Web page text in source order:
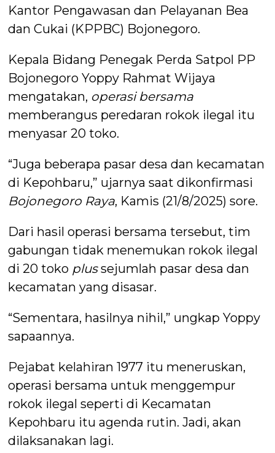
Kantor Pengawasan dan Pelayanan Bea
dan Cukai (KPPBC) Bojonegoro.
Kepala Bidang Penegak Perda Satpol PP
Bojonegoro Yoppy Rahmat Wijaya
mengatakan, operasi bersama
memberangus peredaran rokok ilegal itu
menyasar 20 toko.
“Juga beberapa pasar desa dan kecamatan
di Kepohbaru,” ujarnya saat dikonfirmasi
Bojonegoro Raya, Kamis (21/8/2025) sore.
Dari hasil operasi bersama tersebut, tim
gabungan tidak menemukan rokok ilegal
di 20 toko plussejumlah pasar desa dan
kecamatan yang disasar.
“Sementara, hasilnya nihil,” ungkap Yoppy
sapaannya.
Pejabat kelahiran 1977 itu meneruskan,
operasi bersama untuk menggempur
rokok ilegal seperti di Kecamatan
Kepohbaru itu agenda rutin. Jadi, akan
dilaksanakan lagi.